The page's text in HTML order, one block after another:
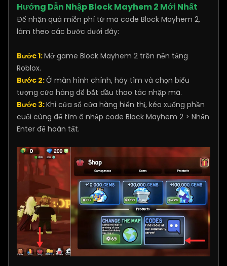
Hướng Dẫn Nhập Block Mayhem 2 Mới Nhất
Để nhận quà miễn phí từ mã code Block Mayhem 2,
làm theo các bước dưới đây:
Bước 1:Mở game Block Mayhem 2 trên nền tảng
Roblox.
Bước 2:Ở màn hình chính, hãy tìm và chọn biểu
tượng cửa hàng để bắt đầu thao tác nhập mã.
Bước 3:Khi cửa sổ cửa hàng hiển thị, kéo xuống phần
cuối cùng để tìm ô nhập code Block Mayhem 2 > Nhấn
Enter để hoàn tất.​